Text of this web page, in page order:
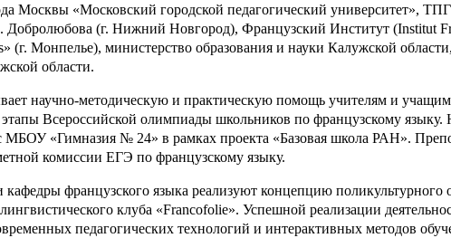
Москвы «Московский городской педагогический университет»,
(г. Нижний Новгород), Французский Институт (Institut
(г. Монпелье), министерство образования и науки Калужской
области.
научно-методическую и практическую помощь учителям и
Всероссийской олимпиады школьников по французскому языку.
МБОУ «Гимназия № 24» в рамках проекта «Базовая школа РАН».
комиссии ЕГЭ по французскому языку.
кафедры французского языка реализуют концепцию поликультурного
клуба «Francofolie». Успешной реализации
педагогических технологий и интерактивных методов